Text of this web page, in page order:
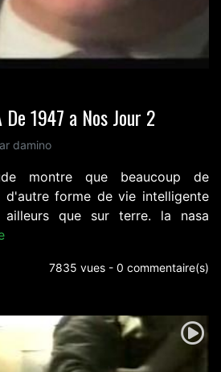
De 1947 a Nos Jour 2
damino
montre que beaucoup de
d'autre forme de vie intelligente
que sur terre. la nasa
7835 vues - 0 commentaire(s)